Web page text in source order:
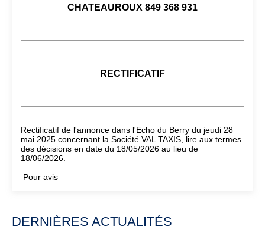
CHATEAUROUX 849 368 931
RECTIFICATIF
Rectificatif de l'annonce dans l'Echo du Berry du jeudi 28
mai 2025 concernant la Société VAL TAXIS, lire aux termes
des décisions en date du 18/05/2026 au lieu de
18/06/2026.
Pour avis
DERNIÈRES ACTUALITÉS